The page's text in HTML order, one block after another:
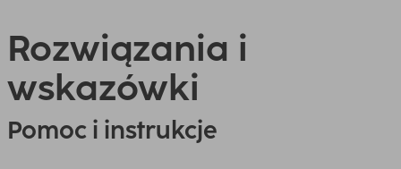
Rozwiązania i
wskazówki
Pomoc i instrukcje